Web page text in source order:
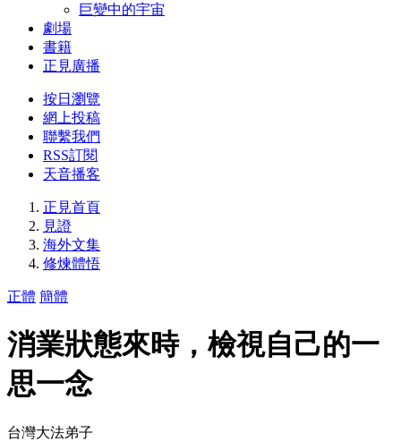
巨變中的宇宙
劇場
書籍
正見廣播
按日瀏覽
網上投稿
聯繫我們
RSS訂閱
天音播客
正見首頁
見證
海外文集
修煉體悟
正體 簡體
消業狀態來時，檢視自己的一
思一念
台灣大法弟子